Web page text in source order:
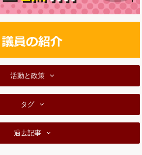
活動と政策
タグ
過去記事